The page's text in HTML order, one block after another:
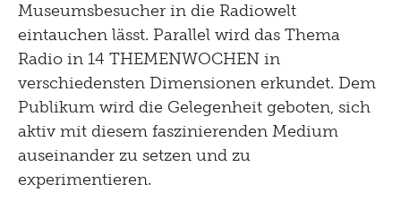
2007
2006
2005
2003
2002
Museumsbesucher in die Radiowelt
eintauchen lässt. Parallel wird das Thema
Radio in 14 THEMENWOCHEN in
verschiedensten Dimensionen erkundet. Dem
Publikum wird die Gelegenheit geboten, sich
aktiv mit diesem faszinierenden Medium
auseinander zu setzen und zu
experimentieren.